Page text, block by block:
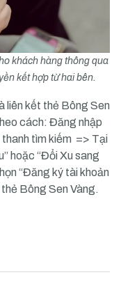
khách hàng thông qua
kết hợp từ hai bên.
liên kết thẻ Bông Sen
cách: Đăng nhập
tìm kiếm => Tại
hoặc “Đổi Xu sang
“Đăng ký tài khoản
thẻ Bông Sen Vàng.